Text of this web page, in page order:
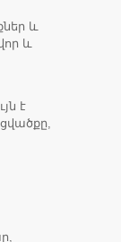
և
և
է